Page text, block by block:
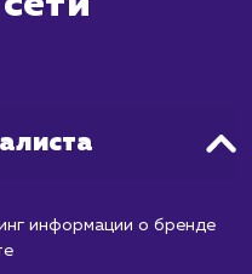
включая
в сети и
уже через
о борьбе с